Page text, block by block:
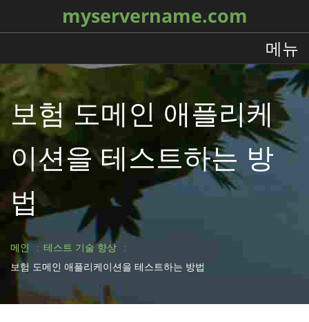
myservername.com
메뉴
보험 도메인 애플리케
이션을 테스트하는 방
법
메인
테스트 기술 향상
보험 도메인 애플리케이션을 테스트하는 방법